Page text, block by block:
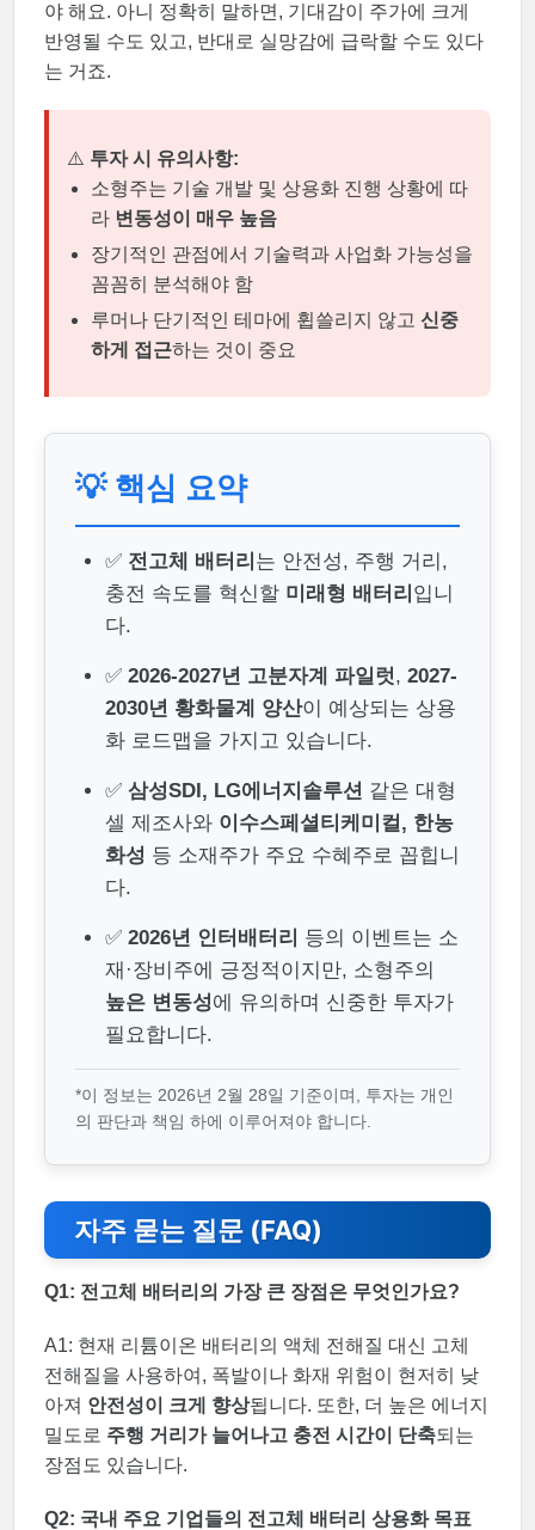
야 해요. 아니 정확히 말하면, 기대감이 주가에 크게
반영될 수도 있고, 반대로 실망감에 급락할 수도 있다
는 거죠.
⚠️ 투자 시 유의사항:
소형주는 기술 개발 및 상용화 진행 상황에 따
라 변동성이 매우 높음
장기적인 관점에서 기술력과 사업화 가능성을
꼼꼼히 분석해야 함
루머나 단기적인 테마에 휩쓸리지 않고 신중
하게 접근하는 것이 중요
💡 핵심 요약
✅ 전고체 배터리 는 안전성, 주행 거리,
충전 속도를 혁신할 미래형 배터리 입니
다.
✅ 2026-2027년 고분자계 파일럿, 2027-
2030년 황화물계 양산이 예상되는 상용
화 로드맵을 가지고 있습니다.
✅ 삼성SDI, LG에너지솔루션 같은 대형
셀 제조사와 이수스페셜티케미컬, 한농
화성 등 소재주가 주요 수혜주로 꼽힙니
다.
✅ 2026년 인터배터리 등의 이벤트는 소
재·장비주에 긍정적이지만, 소형주의
높은 변동성에 유의하며 신중한 투자가
필요합니다.
*이 정보는 2026년 2월 28일 기준이며, 투자는 개인
의 판단과 책임 하에 이루어져야 합니다.
자주 묻는 질문 (FAQ)
Q1: 전고체 배터리의 가장 큰 장점은 무엇인가요?
A1: 현재 리튬이온 배터리의 액체 전해질 대신 고체
전해질을 사용하여, 폭발이나 화재 위험이 현저히 낮
아져 안전성이 크게 향상됩니다. 또한, 더 높은 에너지
밀도로 주행 거리가 늘어나고 충전 시간이 단축되는
장점도 있습니다.
Q2: 국내 주요 기업들의 전고체 배터리 상용화 목표